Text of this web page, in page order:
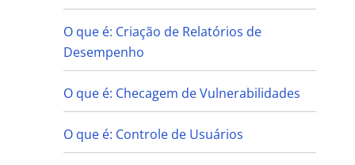
O que é: Criação de Relatórios de
Desempenho
O que é: Checagem de Vulnerabilidades
O que é: Controle de Usuários